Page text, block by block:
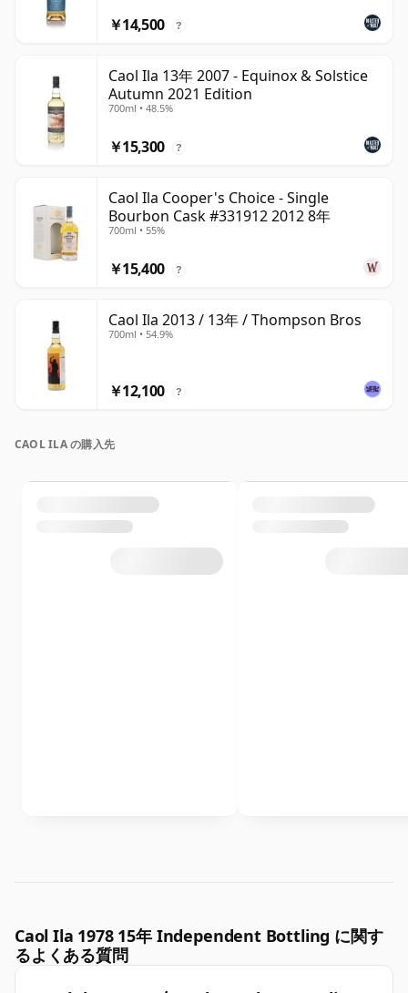
￥14,500 ?
Caol Ila 13年 2007 - Equinox & Solstice
Autumn 2021 Edition
700ml • 48.5%
￥15,300 ?
Caol Ila Cooper's Choice - Single
Bourbon Cask #331912 2012 8年
700ml • 55%
￥15,400 ?
Caol Ila 2013 / 13年 / Thompson Bros
700ml • 54.9%
￥12,100 ?
CAOL ILA の購入先
Caol Ila 1978 15年 Independent Bottling に関す
るよくある質問